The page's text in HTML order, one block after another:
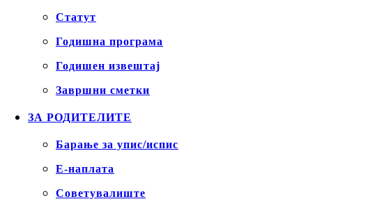
Статут
Годишна програма
Годишен извештај
Завршни сметки
ЗА РОДИТЕЛИТЕ
Барање за упис/испис
Е-наплата
Советувалиште